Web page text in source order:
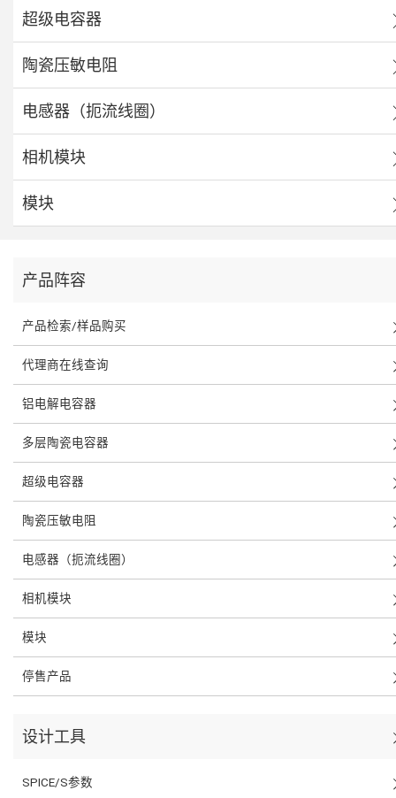
超级电容器
陶瓷压敏电阻
电感器（扼流线圈）
相机模块
模块
产品阵容
产品检索/样品购买
代理商在线查询
铝电解电容器
多层陶瓷电容器
超级电容器
陶瓷压敏电阻
电感器（扼流线圈）
相机模块
模块
停售产品
设计工具
SPICE/S参数